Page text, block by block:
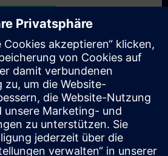
zusenden
höheren Schulungsangebot und
– entweder vor Ort bei Ihnen,
Trainingscenter? Nachdem Sie
und Ihren Trainingsbedarf
Sie von uns ein Angebot für eine